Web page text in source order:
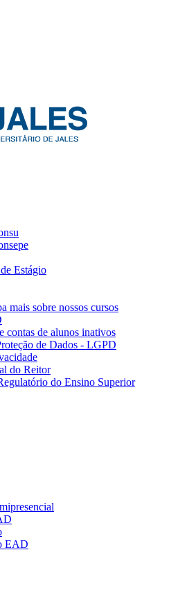
Estágio
mais sobre nossos cursos
contas de alunos inativos
de Dados - LGPD
do Reitor
do Ensino Superior
EAD